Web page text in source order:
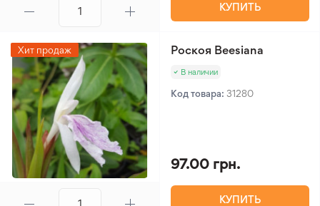
КУПИТЬ
Хит продаж Роскоя Beesiana
В наличии
Код товара: 31280
97.00 грн.
КУПИТЬ